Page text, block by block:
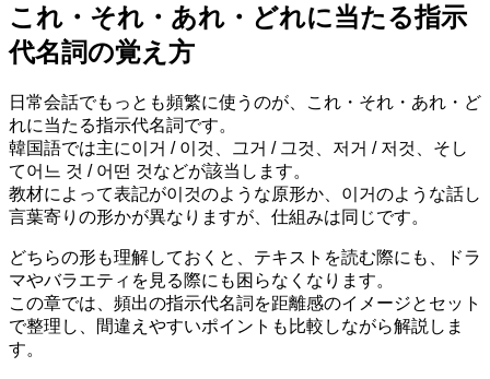
これ・それ・あれ・どれに当たる指示
代名詞の覚え方
日常会話でもっとも頻繁に使うのが、これ・それ・あれ・ど
れに当たる指示代名詞です。
韓国語では主に이거 / 이것、그거 / 그것、저거 / 저것、そし
て어느 것 / 어떤 것などが該当します。
教材によって表記が이것のような原形か、이거のような話し
言葉寄りの形かが異なりますが、仕組みは同じです。
どちらの形も理解しておくと、テキストを読む際にも、ドラ
マやバラエティを見る際にも困らなくなります。
この章では、頻出の指示代名詞を距離感のイメージとセット
で整理し、間違えやすいポイントも比較しながら解説しま
す。